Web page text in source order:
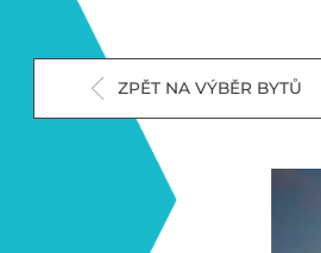
ZPĚT NA VÝBĚR BYTŮ